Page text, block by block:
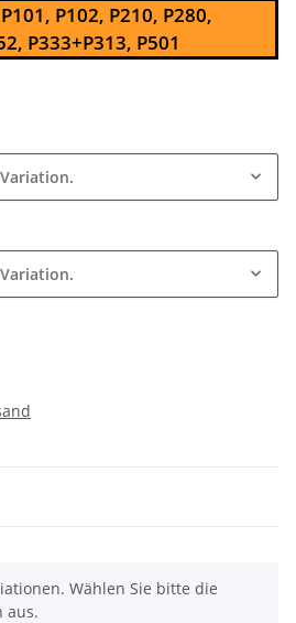
P102, P210, P280,
P333+P313, P501
Wählen Sie bitte die
aus.